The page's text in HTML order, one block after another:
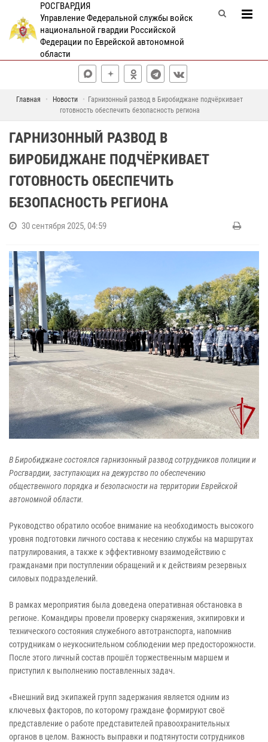
РОСГВАРДИЯ
Управление Федеральной службы войск
национальной гвардии Российской
Федерации по Еврейской автономной
области
Главная Новости
Гарнизонный развод в Биробиджане подчёркивает
готовность обеспечить безопасность региона
ГАРНИЗОННЫЙ РАЗВОД В
БИРОБИДЖАНЕ ПОДЧЁРКИВАЕТ
ГОТОВНОСТЬ ОБЕСПЕЧИТЬ
БЕЗОПАСНОСТЬ РЕГИОНА
30 сентября 2025, 04:59
В Биробиджане состоялся гарнизонный развод сотрудников полиции и
Росгвардии, заступающих на дежурство по обеспечению
общественного порядка и безопасности на территории Еврейской
автономной области.
Руководство обратило особое внимание на необходимость высокого
уровня подготовки личного состава к несению службы на маршрутах
патрулирования, а также к эффективному взаимодействию с
гражданами при поступлении обращений и к действиям резервных
силовых подразделений.
В рамках мероприятия была доведена оперативная обстановка в
регионе. Командиры провели проверку снаряжения, экипировки и
технического состояния служебного автотранспорта, напомнив
сотрудникам о неукоснительном соблюдении мер предосторожности.
После этого личный состав прошёл торжественным маршем и
приступил к выполнению поставленных задач.
«Внешний вид экипажей групп задержания является одним из
ключевых факторов, по которому граждане формируют своё
представление о работе представителей правоохранительных
органов в целом. Важность выправки и подтянутости сотрудников